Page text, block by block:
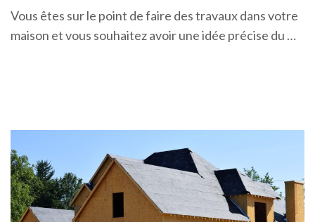
Vous êtes sur le point de faire des travaux dans votre
maison et vous souhaitez avoir une idée précise du …